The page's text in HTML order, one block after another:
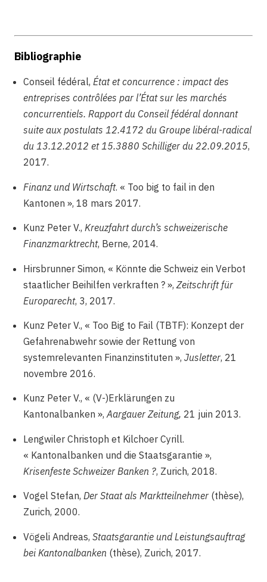
Bibliographie
Conseil fédéral, État et concurrence : impact des
entreprises contrôlées par l’État sur les marchés
concurrentiels. Rapport du Conseil fédéral donnant
suite aux postulats 12.4172 du Groupe libéral-radical
du 13.12.2012 et 15.3880 Schilliger du 22.09.2015,
2017.
Finanz und Wirtschaft. « Too big to fail in den
Kantonen », 18 mars 2017.
Kunz Peter V., Kreuzfahrt durch’s schweizerische
Finanzmarktrecht, Berne, 2014.
Hirsbrunner Simon, « Könnte die Schweiz ein Verbot
staatlicher Beihilfen verkraften ? », Zeitschrift für
Europarecht, 3, 2017.
Kunz Peter V., « Too Big to Fail (TBTF): Konzept der
Gefahrenabwehr sowie der Rettung von
systemrelevanten Finanzinstituten », Jusletter, 21
novembre 2016.
Kunz Peter V., « (V-)Erklärungen zu
Kantonalbanken »,Aargauer Zeitung, 21 juin 2013.
Lengwiler Christoph et Kilchoer Cyrill.
« Kantonalbanken und die Staatsgarantie »,
Krisenfeste Schweizer Banken ?, Zurich, 2018.
Vogel Stefan, Der Staat als Marktteilnehmer(thèse),
Zurich, 2000.
Vögeli Andreas, Staatsgarantie und Leistungsauftrag
bei Kantonalbanken (thèse), Zurich, 2017.